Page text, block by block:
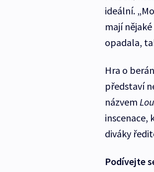
ideální.
mají
opadala,
Hra o
představí
názvem
inscenace,
diváky
Podívejte